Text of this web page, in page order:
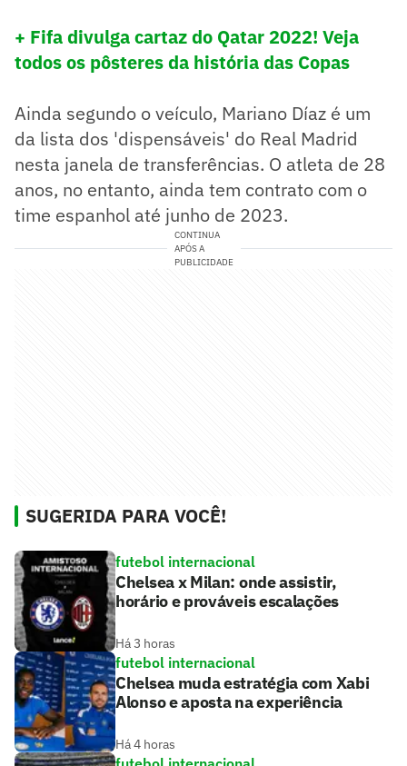
+ Fifa divulga cartaz do Qatar 2022! Veja
todos os pôsteres da história das Copas
Ainda segundo o veículo, Mariano Díaz é um
da lista dos 'dispensáveis' do Real Madrid
nesta janela de transferências. O atleta de 28
anos, no entanto, ainda tem contrato com o
time espanhol até junho de 2023.
CONTINUA
APÓS A
PUBLICIDADE
SUGERIDA PARA VOCÊ!
futebol internacional
Chelsea x Milan: onde assistir,
horário e prováveis escalações
Há 3 horas
futebol internacional
Chelsea muda estratégia com Xabi
Alonso e aposta na experiência
Há 4 horas